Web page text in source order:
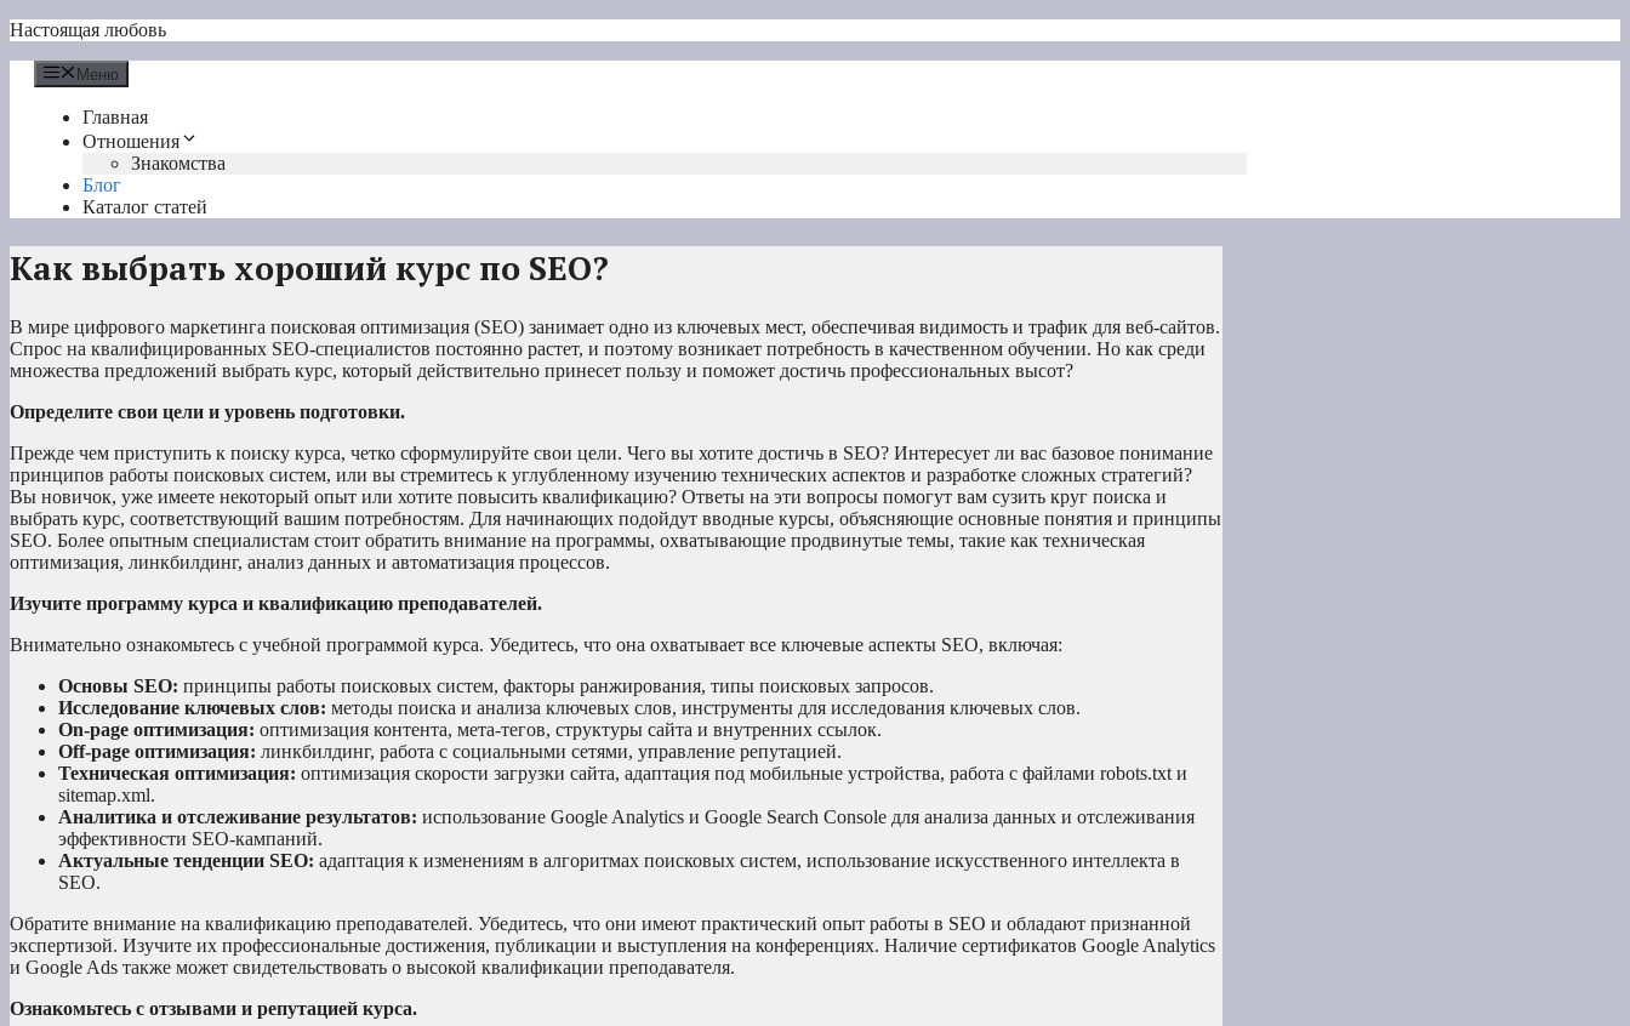
Перейти
содержимому
Настоящая любовь
Меню
Главная
Отношения
Знакомства
Блог
Каталог статей
Как выбрать хороший курс по SEO?
В мире цифрового маркетинга поисковая оптимизация (SEO) занимает одно из ключевых мест, обеспечивая видимость и трафик для веб-сайтов.
Спрос на квалифицированных SEO-специалистов постоянно растет, и поэтому возникает потребность в качественном обучении. Но как среди
множества предложений выбрать курс, который действительно принесет пользу и поможет достичь профессиональных высот?
Определите свои цели и уровень подготовки.
Прежде чем приступить к поиску курса, четко сформулируйте свои цели. Чего вы хотите достичь в SEO? Интересует ли вас базовое понимание
принципов работы поисковых систем, или вы стремитесь к углубленному изучению технических аспектов и разработке сложных стратегий?
Вы новичок, уже имеете некоторый опыт или хотите повысить квалификацию? Ответы на эти вопросы помогут вам сузить круг поиска и
выбрать курс, соответствующий вашим потребностям. Для начинающих подойдут вводные курсы, объясняющие основные понятия и принципы
SEO. Более опытным специалистам стоит обратить внимание на программы, охватывающие продвинутые темы, такие как техническая
оптимизация, линкбилдинг, анализ данных и автоматизация процессов.
Изучите программу курса и квалификацию преподавателей.
Внимательно ознакомьтесь с учебной программой курса. Убедитесь, что она охватывает все ключевые аспекты SEO, включая:
Основы SEO: принципы работы поисковых систем, факторы ранжирования, типы поисковых запросов.
Исследование ключевых слов: методы поиска и анализа ключевых слов, инструменты для исследования ключевых слов.
On-page оптимизация: оптимизация контента, мета-тегов, структуры сайта и внутренних ссылок.
Off-page оптимизация: линкбилдинг, работа с социальными сетями, управление репутацией.
Техническая оптимизация: оптимизация скорости загрузки сайта, адаптация под мобильные устройства, работа с файлами robots.txt и
sitemap.xml.
Аналитика и отслеживание результатов: использование Google Analytics и Google Search Console для анализа данных и отслеживания
эффективности SEO-кампаний.
Актуальные тенденции SEO: адаптация к изменениям в алгоритмах поисковых систем, использование искусственного интеллекта в
SEO.
Обратите внимание на квалификацию преподавателей. Убедитесь, что они имеют практический опыт работы в SEO и обладают признанной
экспертизой. Изучите их профессиональные достижения, публикации и выступления на конференциях. Наличие сертификатов Google Analytics
и Google Ads также может свидетельствовать о высокой квалификации преподавателя.
Ознакомьтесь с отзывами и репутацией курса.